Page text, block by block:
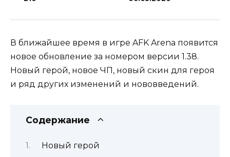
В ближайшее время в игре AFK Arena появится
новое обновление за номером версии 1.38.
Новый герой, новое ЧП, новый скин для героя
и ряд других изменений и нововведений.
Содержание
Новый герой